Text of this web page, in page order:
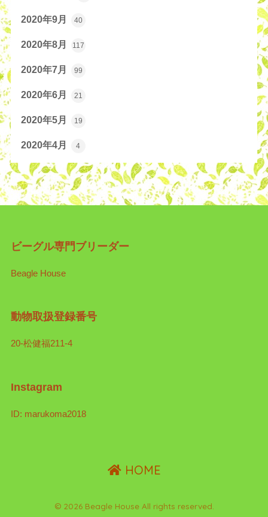
2020年9月 40
2020年8月 117
2020年7月 99
2020年6月 21
2020年5月 19
2020年4月 4
ビーグル専門ブリーダー
Beagle House
動物取扱登録番号
20-松健福211-4
Instagram
ID: marukoma2018
HOME
© 2026 Beagle House All rights reserved.